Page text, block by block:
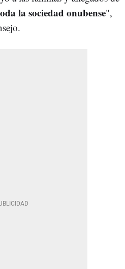
la sociedad onubense",